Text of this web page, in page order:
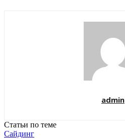
admin
Статьи по теме
Сайдинг